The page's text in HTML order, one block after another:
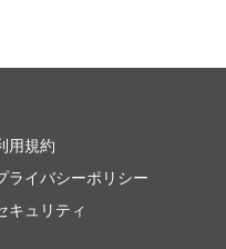
用規約
ライバシーポリシー
キュリティ